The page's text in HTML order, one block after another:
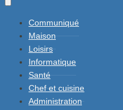
Communiqué
Maison
Loisirs
Informatique
Santé
Chef et cuisine
Administration